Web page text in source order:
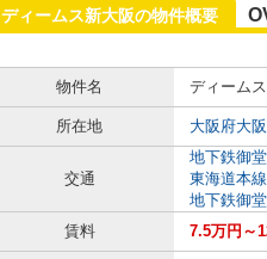
ディームス新大阪の物件概要
物件名
ディーム
所在地 大阪府大
交通
地下鉄御
東海道本線
地下鉄御
賃料
7.5万円～